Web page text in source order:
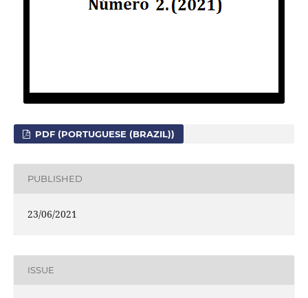
PDF (PORTUGUESE (BRAZIL))
PUBLISHED
23/06/2021
ISSUE